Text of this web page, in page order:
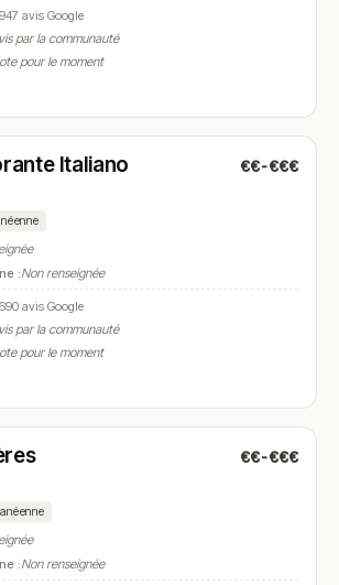
947 avis Google
par la communauté
pour le moment
Italiano €€-€€€
:Non renseignée
690 avis Google
par la communauté
pour le moment
€€-€€€
:Non renseignée